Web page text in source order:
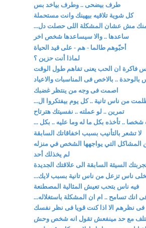
طرف بيضحى .. وطرف بياخد بس
كل شوية تلاقيه بيهينك وانت مستحملة
منك مش عشان المشكلة اللى حصلت دل...
ساعدها .. والا سيساعدها شخص اخر
أحبّوهم طالما - هم - على قيد الحياة
لماذا أنت حزين ؟
فاكرة ان الحب يعنى تفاهم طول الوقت
.. بالاخص فى المناسبات والاعياد
اصمت فى وجه من ينتظر غضبك
من ناس تانية .. كل يوم بيفتكروا ال...
تمرين .. لو عملته .. نفسيتك هترتاح
.. تأخذه بكل ما له وما عليه .. بكل ...
لا تشعر بالتأنيب بسبب اخفاقاتك السابقة
المشاكل التي يواجهها الشخص في منزله
لم يخذلك أحد
السيئة السابقة الى علاقتك الجديدة
ناس تزعل من ناس تانية بسبب لايك...
فيه ناس بتحب تعيش المثالية المصطنعة
انك تسامح .. ام ان المشكلة باستغلاله...
فى نظرهم الا اذا كنت قويا فى نظر نفسك
مع حد مينفعش تقول انه شخص وحش